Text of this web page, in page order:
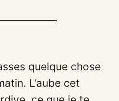
quelque chose
L’aube cet